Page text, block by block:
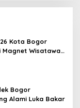
Kota Bogor
Magnet Wisatawan
Bogor
Alami Luka Bakar